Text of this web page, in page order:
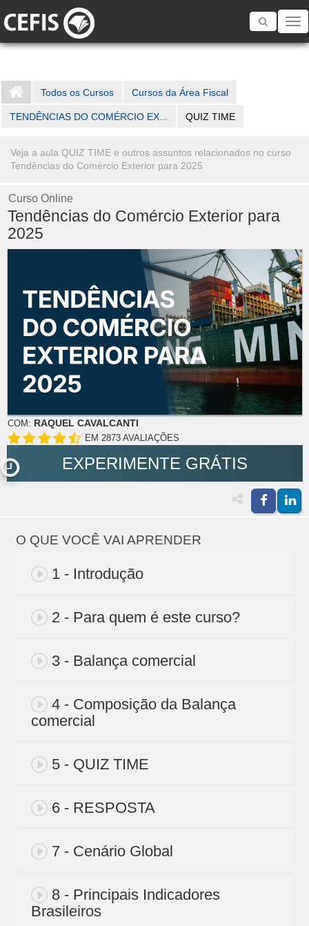
Toggle
Todos os Cursos Cursos da Área Fiscal
TENDÊNCIAS DO COMÉRCIO EX... QUIZ TIME
Veja a aula QUIZ TIME e outros assuntos relacionados no curso
Tendências do Comércio Exterior para 2025
Curso Online
Tendências do Comércio Exterior para
2025
COM: RAQUEL CAVALCANTI
EM 2873 AVALIAÇÕES
EXPERIMENTE GRÁTIS
O QUE VOCÊ VAI APRENDER
1 - Introdução
2 - Para quem é este curso?
3 - Balança comercial
4 - Composição da Balança
comercial
5 - QUIZ TIME
6 - RESPOSTA
7 - Cenário Global
8 - Principais Indicadores
Brasileiros